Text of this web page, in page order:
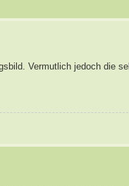
Vermutlich jedoch die